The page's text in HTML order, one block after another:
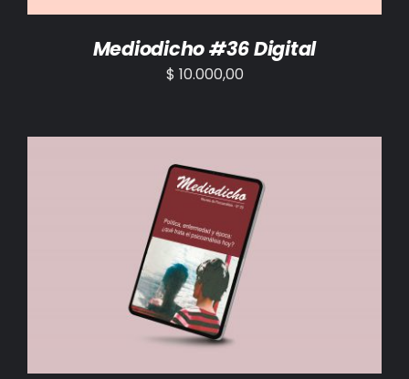
Mediodicho #36 Digital
$ 10.000,00
AÑADIR AL CARRITO /